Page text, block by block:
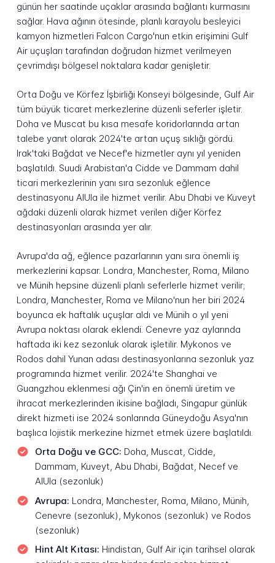
günün her saatinde uçaklar arasında bağlantı kurmasını
sağlar. Hava ağının ötesinde, planlı karayolu besleyici
kamyon hizmetleri Falcon Cargo'nun etkin erişimini Gulf
Air uçuşları tarafından doğrudan hizmet verilmeyen
çevrimdışı bölgesel noktalara kadar genişletir.
Orta Doğu ve Körfez İşbirliği Konseyi bölgesinde, Gulf Air
tüm büyük ticaret merkezlerine düzenli seferler işletir.
Doha ve Muscat bu kısa mesafe koridorlarında artan
talebe yanıt olarak 2024'te artan uçuş sıklığı gördü.
Irak'taki Bağdat ve Necef'e hizmetler aynı yıl yeniden
başlatıldı. Suudi Arabistan'a Cidde ve Dammam dahil
ticari merkezlerinin yanı sıra sezonluk eğlence
destinasyonu AlUla ile hizmet verilir. Abu Dhabi ve Kuveyt
ağdaki düzenli olarak hizmet verilen diğer Körfez
destinasyonları arasında yer alır.
Avrupa'da ağ, eğlence pazarlarının yanı sıra önemli iş
merkezlerini kapsar. Londra, Manchester, Roma, Milano
ve Münih hepsine düzenli planlı seferlerle hizmet verilir;
Londra, Manchester, Roma ve Milano'nun her biri 2024
boyunca ek haftalık uçuşlar aldı ve Münih o yıl yeni
Avrupa noktası olarak eklendi. Cenevre yaz aylarında
haftada iki kez sezonluk olarak işletilir. Mykonos ve
Rodos dahil Yunan adası destinasyonlarına sezonluk yaz
programında hizmet verilir. 2024'te Shanghai ve
Guangzhou eklenmesi ağı Çin'in en önemli üretim ve
ihracat merkezlerinden ikisine bağladı, Singapur günlük
direkt hizmeti ise 2024 sonlarında Güneydoğu Asya'nın
başlıca lojistik merkezine hizmet etmek üzere başlatıldı.
Orta Doğu ve GCC: Doha, Muscat, Cidde,
Dammam, Kuveyt, Abu Dhabi, Bağdat, Necef ve
AlUla (sezonluk)
Avrupa: Londra, Manchester, Roma, Milano, Münih,
Cenevre (sezonluk), Mykonos (sezonluk) ve Rodos
(sezonluk)
Hint Alt Kıtası: Hindistan, Gulf Air için tarihsel olarak